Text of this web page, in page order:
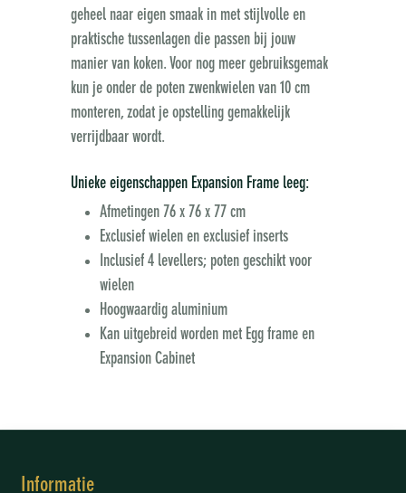
geheel naar eigen smaak in met stijlvolle en
praktische tussenlagen die passen bij jouw
manier van koken. Voor nog meer gebruiksgemak
kun je onder de poten zwenkwielen van 10 cm
monteren, zodat je opstelling gemakkelijk
verrijdbaar wordt.
Unieke eigenschappen Expansion Frame leeg:
Afmetingen 76 x 76 x 77 cm
Exclusief wielen en exclusief inserts
Inclusief 4 levellers; poten geschikt voor
wielen
Hoogwaardig aluminium
Kan uitgebreid worden met Egg frame en
Expansion Cabinet
Informatie